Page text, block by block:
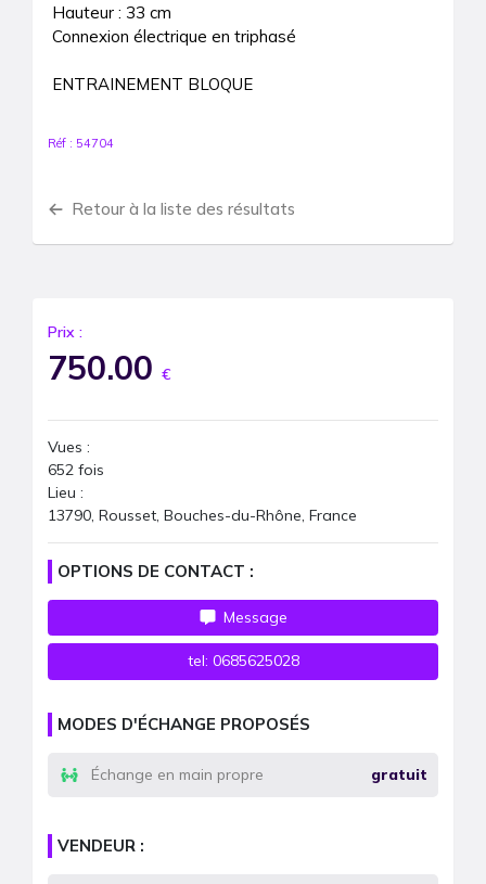
Hauteur : 33 cm
Connexion électrique en triphasé
ENTRAINEMENT BLOQUE
Réf : 54704
Retour à la liste des résultats
Prix :
750.00 €
Vues :
652 fois
Lieu :
13790, Rousset, Bouches-du-Rhône, France
OPTIONS DE CONTACT :
Message
tel: 0685625028
MODES D'ÉCHANGE PROPOSÉS
Échange en main propre gratuit
VENDEUR :